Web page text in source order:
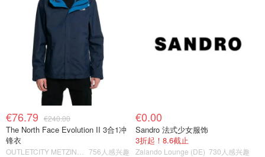
€76.79 €240.00
The North Face Evolution II 3合1冲
锋衣
756人感兴趣
€0.00
Sandro 法式少女服饰
3折起！8.6截止
Zalando Lounge (DE) 730人感兴趣